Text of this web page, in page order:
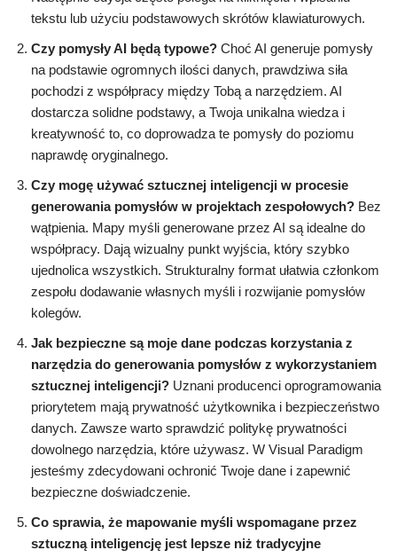
tekstu lub użyciu podstawowych skrótów klawiaturowych.
Czy pomysły AI będą typowe? Choć AI generuje pomysły
na podstawie ogromnych ilości danych, prawdziwa siła
pochodzi z współpracy między Tobą a narzędziem. AI
dostarcza solidne podstawy, a Twoja unikalna wiedza i
kreatywność to, co doprowadza te pomysły do poziomu
naprawdę oryginalnego.
Czy mogę używać sztucznej inteligencji w procesie
generowania pomysłów w projektach zespołowych? Bez
wątpienia. Mapy myśli generowane przez AI są idealne do
współpracy. Dają wizualny punkt wyjścia, który szybko
ujednolica wszystkich. Strukturalny format ułatwia członkom
zespołu dodawanie własnych myśli i rozwijanie pomysłów
kolegów.
Jak bezpieczne są moje dane podczas korzystania z
narzędzia do generowania pomysłów z wykorzystaniem
sztucznej inteligencji? Uznani producenci oprogramowania
priorytetem mają prywatność użytkownika i bezpieczeństwo
danych. Zawsze warto sprawdzić politykę prywatności
dowolnego narzędzia, które używasz. W Visual Paradigm
jesteśmy zdecydowani ochronić Twoje dane i zapewnić
bezpieczne doświadczenie.
Co sprawia, że mapowanie myśli wspomagane przez
sztuczną inteligencję jest lepsze niż tradycyjne